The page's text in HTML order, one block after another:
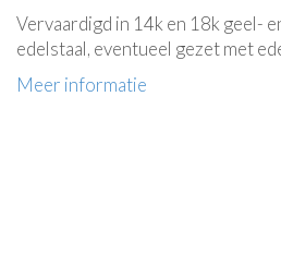
Vervaardigd in 14k en 18k geel-
edelstaal, eventueel gezet met
Meer informatie